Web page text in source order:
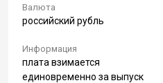
Валюта
российский рубль
Информация
плата взимается
единовременно за выпуск